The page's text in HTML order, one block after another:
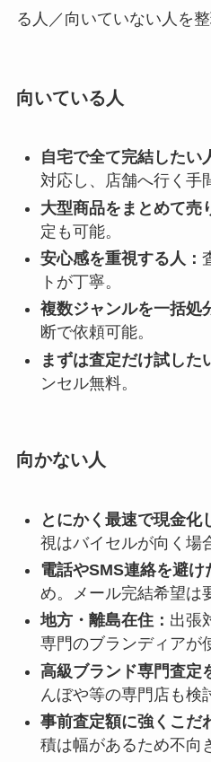
る人／向いていない人を整
向いている人
自宅で全て完結したい
対応し、店舗へ行く手
大型商品をまとめて売
定も可能。
安心感を重視する人：
トが丁寧。
複数ジャンルを一括処
断で依頼可能。
まずは査定だけ試した
ンセル無料。
向かない人
とにかく最速で現金化
視はバイセルが向く場
電話やSMS連絡を避け
め。メール完結希望は
地方・離島在住： 出張
専門のブランディアが
高級ブランド専門査定
んぼや等の専門店も検
事前査定額に強くこだ
積は幅があるため不向